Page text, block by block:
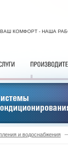
ВАШ КОМФОРТ - НАША
и водоснабжения